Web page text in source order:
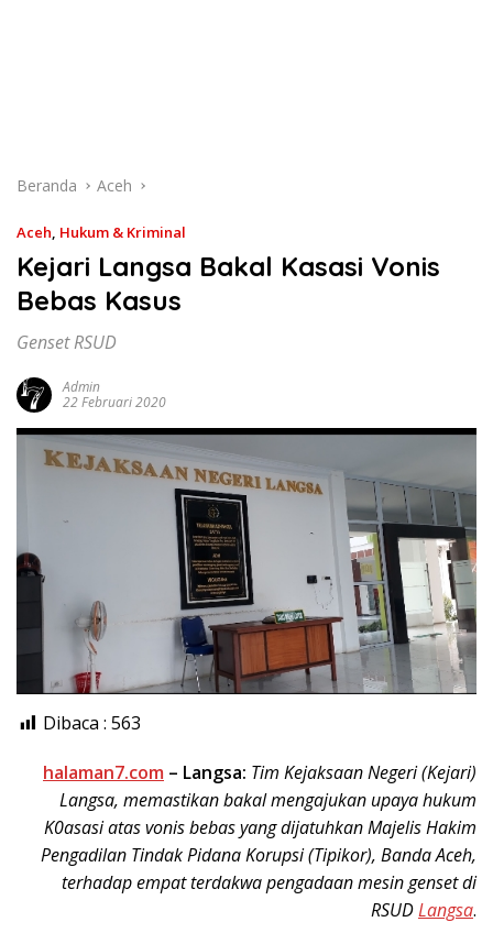
Beranda Aceh
Aceh, Hukum & Kriminal
Kejari Langsa Bakal Kasasi Vonis
Bebas Kasus
Genset RSUD
Admin
22 Februari 2020
Dibaca : 563
halaman7.com – Langsa: Tim Kejaksaan Negeri (Kejari)
Langsa, memastikan bakal mengajukan upaya hukum
K0asasi atas vonis bebas yang dijatuhkan Majelis Hakim
Pengadilan Tindak Pidana Korupsi (Tipikor), Banda Aceh,
terhadap empat terdakwa pengadaan mesin genset di
RSUDLangsa.